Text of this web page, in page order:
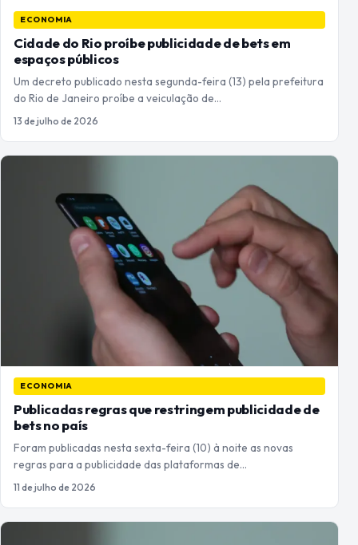
ECONOMIA
Cidade do Rio proíbe publicidade de bets em
espaços públicos
Um decreto publicado nesta segunda-feira (13) pela prefeitura
do Rio de Janeiro proíbe a veiculação de…
13 de julho de 2026
ECONOMIA
Publicadas regras que restringem publicidade de
bets no país
Foram publicadas nesta sexta-feira (10) à noite as novas
regras para a publicidade das plataformas de…
11 de julho de 2026